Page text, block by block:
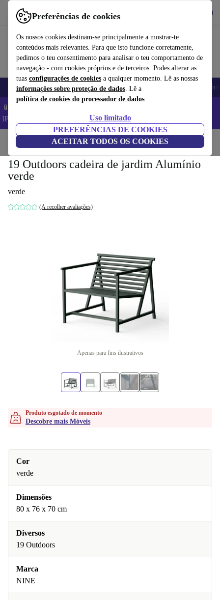
Preferências de cookies
Os nossos cookies destinam-se principalmente a mostrar-te
conteúdos mais relevantes. Para que isto funcione corretamente,
pedimos o teu consentimento para analisar o teu comportamento de
navegação - com cookies próprios e de terceiros. Podes alterar as
tuas configurações de cookies a qualquer momento. Lê as nossas
informações sobre proteção de dados. Lê a
política de cookies do processador de dados.
Uso limitado
PREFERÊNCIAS DE COOKIES
ACEITAR TODOS OS COOKIES
Use o refurbed de forma rápida e fácil
Telemóveis Computadores Portáteis Tablets
📱 Poupa 5% EXTRA em todos os iPhones – Código:
IPHONEDEAL –
Início Casa Móveis
19 Outdoors cadeira de jardim Alumínio
verde
verde
(A recolher avaliações)
Apenas para fins ilustrativos
Produto esgotado de momento
Descobre mais Móveis
Cor
verde
Dimensões
80 x 76 x 70 cm
Diversos
19 Outdoors
Marca
NINE